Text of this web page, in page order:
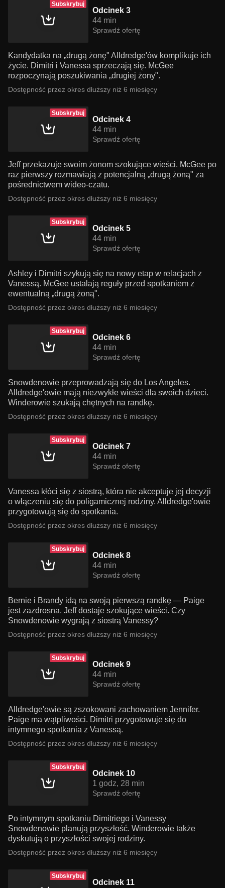
Subskrybuj
Odcinek 3
44 min
Sprawdź ofertę
Kandydatka na „drugą żonę" Alldredge'ów komplikuje ich
życie. Dimitri i Vanessa sprzeczają się. McGee
rozpoczynają poszukiwania „drugiej żony".
Dostępność przez okres dłuższy niż 6 miesięcy
Subskrybuj
Odcinek 4
44 min
Sprawdź ofertę
Jeff przekazuje swoim żonom szokujące wieści. McGee po
raz pierwszy rozmawiają z potencjalną „drugą żoną" za
pośrednictwem wideo-czatu.
Dostępność przez okres dłuższy niż 6 miesięcy
Subskrybuj
Odcinek 5
44 min
Sprawdź ofertę
Ashley i Dimitri szykują się na nowy etap w relacjach z
Vanessą. McGee ustalają reguły przed spotkaniem z
ewentualną „drugą żoną".
Dostępność przez okres dłuższy niż 6 miesięcy
Subskrybuj
Odcinek 6
44 min
Sprawdź ofertę
Snowdenowie przeprowadzają się do Los Angeles.
Alldredge'owie mają niezwykłe wieści dla swoich dzieci.
Winderowie szukają chętnych na randkę.
Dostępność przez okres dłuższy niż 6 miesięcy
Subskrybuj
Odcinek 7
44 min
Sprawdź ofertę
Vanessa kłóci się z siostrą, która nie akceptuje jej decyzji
o włączeniu się do poligamicznej rodziny. Alldredge'owie
przygotowują się do spotkania.
Dostępność przez okres dłuższy niż 6 miesięcy
Subskrybuj
Odcinek 8
44 min
Sprawdź ofertę
Bernie i Brandy idą na swoją pierwszą randkę — Paige
jest zazdrosna. Jeff dostaje szokujące wieści. Czy
Snowdenowie wygrają z siostrą Vanessy?
Dostępność przez okres dłuższy niż 6 miesięcy
Subskrybuj
Odcinek 9
44 min
Sprawdź ofertę
Alldredge'owie są zszokowani zachowaniem Jennifer.
Paige ma wątpliwości. Dimitri przygotowuje się do
intymnego spotkania z Vanessą.
Dostępność przez okres dłuższy niż 6 miesięcy
Subskrybuj
Odcinek 10
1 godz, 28 min
Sprawdź ofertę
Po intymnym spotkaniu Dimitriego i Vanessy
Snowdenowie planują przyszłość. Winderowie także
dyskutują o przyszłości swojej rodziny.
Dostępność przez okres dłuższy niż 6 miesięcy
Subskrybuj
Odcinek 11